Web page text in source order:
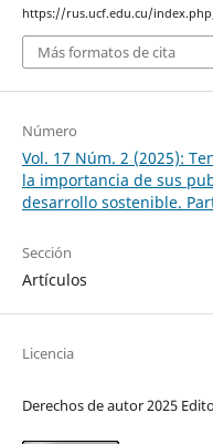
https://rus.ucf.edu.cu/
Más formatos de cita
Número
Vol. 17 Núm. 2 (2025):
la importancia de sus
desarrollo sostenible.
Sección
Artículos
Licencia
Derechos de autor 2025